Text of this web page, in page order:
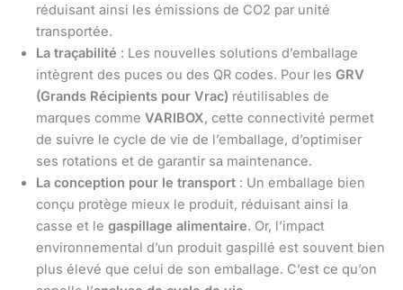
réduisant ainsi les émissions de CO2 par unité
transportée.
La traçabilité : Les nouvelles solutions d’emballage
intègrent des puces ou des QR codes. Pour les GRV
(Grands Récipients pour Vrac) réutilisables de
marques comme VARIBOX, cette connectivité permet
de suivre le cycle de vie de l’emballage, d’optimiser
ses rotations et de garantir sa maintenance.
La conception pour le transport : Un emballage bien
conçu protège mieux le produit, réduisant ainsi la
casse et le gaspillage alimentaire. Or, l’impact
environnemental d’un produit gaspillé est souvent bien
plus élevé que celui de son emballage. C’est ce qu’on